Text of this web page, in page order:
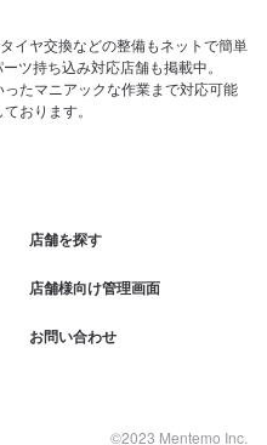
イヤ交換などの整備もネットで簡単
ツ持ち込み対応店舗も掲載中。
たマニアックな作業まで対応可能
おります。
店舗を探す
店舗様向け管理画面
お問い合わせ
©2023 Mentemo Inc.